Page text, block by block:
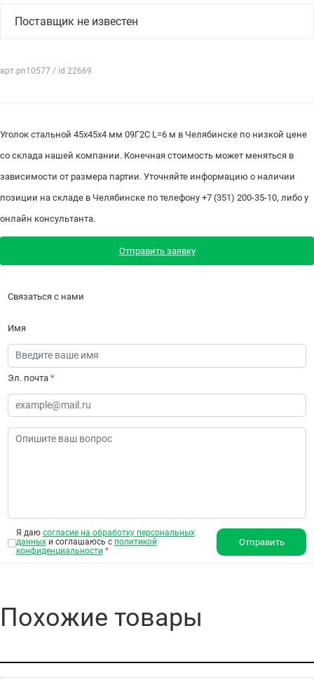
Поставщик не известен
арт.pn10577 / id 22669
Уголок стальной 45х45х4 мм 09Г2С L=6 м в Челябинске по низкой цене
со склада нашей компании. Конечная стоимость может меняться в
зависимости от размера партии. Уточняйте информацию о наличии
позиции на складе в Челябинске по телефону +7 (351) 200-35-10, либо у
онлайн консультанта.
Отправить заявку
Связаться с нами
Имя
Эл. почта *
Я даю согласие на обработку персональных
данныхи соглашаюсь с политикой
конфиденциальности *
Отправить
Похожие товары